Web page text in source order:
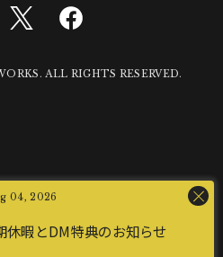
04, 2026
休暇とDM特典のお知らせ
ALL RIGHTS RESERVED.